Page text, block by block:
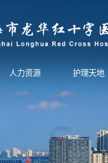
人力资源 护理天地